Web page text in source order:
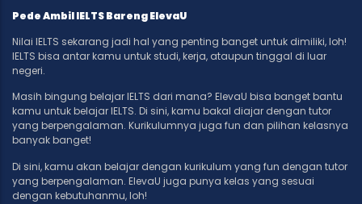
Pede Ambil IELTS Bareng ElevaU
Nilai IELTS sekarang jadi hal yang penting banget untuk dimiliki, loh!
IELTS bisa antar kamu untuk studi, kerja, ataupun tinggal di luar
negeri.
Masih bingung belajar IELTS dari mana? ElevaU bisa banget bantu
kamu untuk belajar IELTS. Di sini, kamu bakal diajar dengan tutor
yang berpengalaman. Kurikulumnya juga fun dan pilihan kelasnya
banyak banget!
Di sini, kamu akan belajar dengan kurikulum yang fun dengan tutor
yang berpengalaman. ElevaU juga punya kelas yang sesuai
dengan kebutuhanmu, loh!